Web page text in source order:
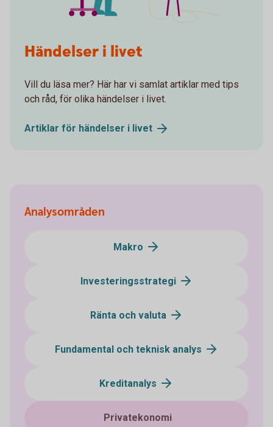
Händelser i livet
Vill du läsa mer? Här har vi samlat artiklar med tips
och råd, för olika händelser i livet.
Artiklar för händelser i livet
Analysområden
Makro
Investeringsstrategi
Ränta och valuta
Fundamental och teknisk analys
Kreditanalys
Privatekonomi